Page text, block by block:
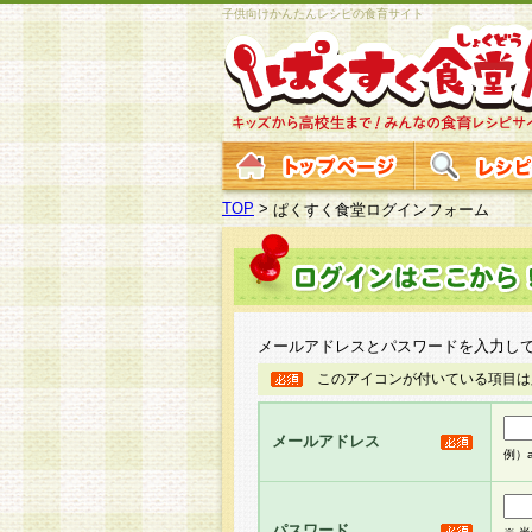
子供向けかんたんレシピの食育サイト
TOP >ぱくすく食堂ログインフォーム
メールアドレスとパスワードを入力し
このアイコンが付いている項目
メールアドレス
例）